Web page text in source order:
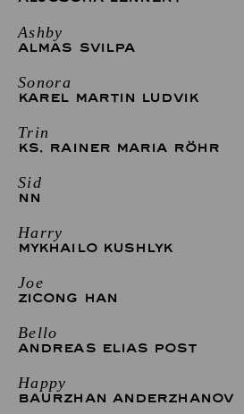
Ashby
ALMAS SVILPA
Sonora
KAREL MARTIN LUDVIK
Trin
KS. RAINER MARIA RÖHR
Sid
NN
Harry
MYKHAILO KUSHLYK
Joe
ZICONG HAN
Bello
ANDREAS ELIAS POST
Happy
BAURZHAN ANDERZHANOV